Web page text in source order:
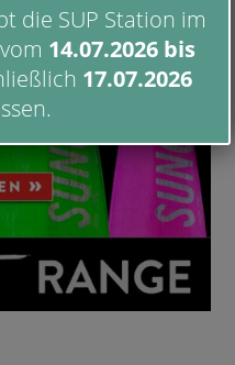
die SUP Station im
14.07.2026 bis
17.07.2026